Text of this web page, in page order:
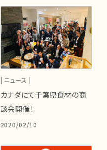
| ニュース |
カナダにて千葉県食材の商
談会開催！
2020/02/10